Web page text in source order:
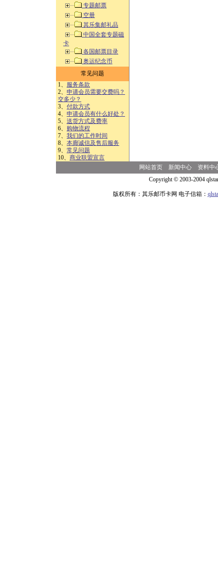
专题邮票
空册
其乐集邮礼品
中国全套专题磁
卡
各国邮票目录
奥运纪念币
常见问题
1、 服务条款
2、 申请会员需要交费吗？
交多少？
3、 付款方式
4、 申请会员有什么好处？
5、 送货方式及费率
6、 购物流程
7、 我们的工作时间
8、 本廊诚信及售后服务
9、 常见问题
10、 商业联盟宣言
网站首页 新闻中心
资料中
Copyright © 2003-2004
版权所有：其乐邮币卡网 电子信箱：